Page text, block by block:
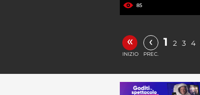
85
«
INIZIO
‹
PREC.
1 2 3 4